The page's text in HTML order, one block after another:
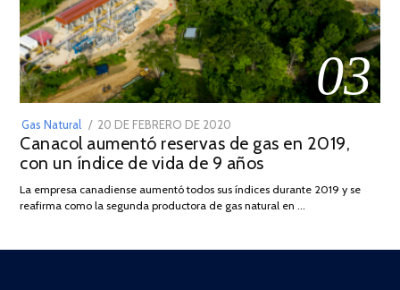
03
Gas Natural
POSTED
ON
20 DE FEBRERO DE 2020
DE
JULIO
2025
Canacol aumentó reservas de gas en 2019,
con un índice de vida de 9 años
La empresa canadiense aumentó todos sus índices durante 2019 y se
reafirma como la segunda productora de gas natural en …